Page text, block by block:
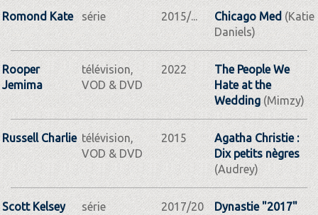
Romond Kate série 2015/... Chicago Med (Katie
Daniels)
Rooper
Jemima
télévision,
VOD & DVD
2022
The People We
Hate at the
Wedding(Mimzy)
Russell Charlie télévision,
VOD & DVD
2015
Agatha Christie :
Dix petits nègres
(Audrey)
Scott Kelsey série
2017/20
Dynastie "2017"